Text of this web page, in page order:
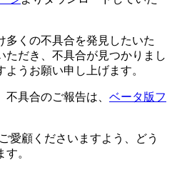
多くの不具合を発見したいた
ただき、不具合が見つかりまし
うお願い申し上げます。
具合のご報告は、 ベータ版フ
愛顧くださいますよう、どう
。